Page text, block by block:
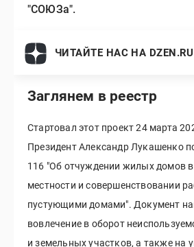
"СОЮЗа".
ЧИТАЙТЕ НАС НА DZEN.RU
Заглянем в реестр
Стартовал этот проект 24 марта
Президент Александр Лукашенко
116 "Об отчуждении жилых домов в
местности и совершенствовании
пустующими домами". Документ
вовлечение в оборот
и земельных участков, а также на